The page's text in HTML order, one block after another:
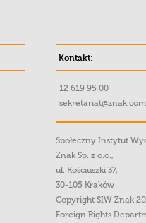
Kontakt:
12 619 95 00
Społeczny Instytut
Znak Sp. z o.o.,
ul. Kościuszki 37,
30-105 Kraków
Copyright SIW Znak
Foreign Rights